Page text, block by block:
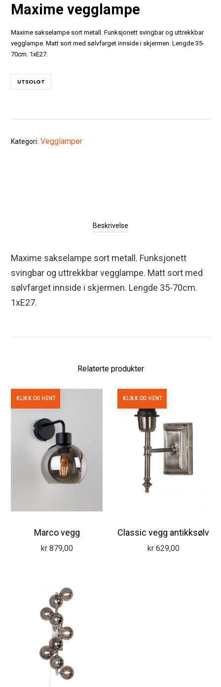
Maxime vegglampe
Maxime sakselampe sort metall. Funksjonett svingbar og uttrekkbar
vegglampe. Matt sort med sølvfarget innside i skjermen. Lengde 35-
70cm. 1xE27.
UTSOLGT
Kategori: Vegglamper
Beskrivelse
Maxime sakselampe sort metall. Funksjonett
svingbar og uttrekkbar vegglampe. Matt sort med
sølvfarget innside i skjermen. Lengde 35-70cm.
1xE27.
Relaterte produkter
KLIKK OG HENT
Marco vegg
kr879,00
KLIKK OG HENT
Classic vegg antikksølv
kr629,00